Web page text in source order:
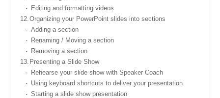
Editing and formatting videos
12.Organizing your PowerPoint slides into sections
Adding a section
Renaming / Moving a section
Removing a section
13. Presenting a Slide Show
Rehearse your slide show with Speaker Coach
Using keyboard shortcuts to deliver your presentation
Starting a slide show presentation